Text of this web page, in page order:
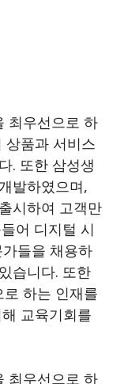
최우선으로 하
상품과 서비스
. 또한 삼성생
발하였으며,
시하여 고객만
어 디지털 시
들을 채용하
습니다. 또한
하는 인재를
교육기회를
최우선으로 하